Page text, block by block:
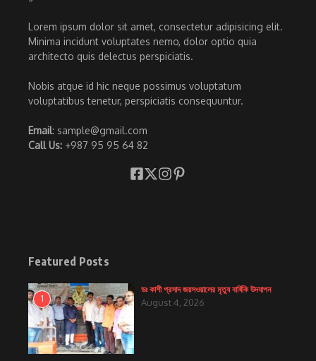
Lorem ipsum dolor sit amet, consectetur adipisicing elit.
Minima incidunt voluptates nemo, dolor optio quia
architecto quis delectus perspiciatis.
Nobis atque id hic neque possimus voluptatum
voluptatibus tenetur, perspiciatis consequuntur.
Email: sample@gmail.com
Call Us: +987 95 95 64 82
Featured Posts
1
ডঃ কাশী প্রসাদ জয়সওয়ালের মৃত্যু বার্ষিকি উদযাপন
August 4, 2026